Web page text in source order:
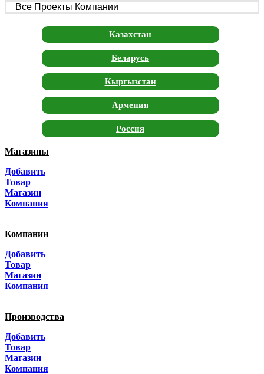
Все Проекты Компании
Казахстан
Беларусь
Кыргызстан
Армения
Россия
Магазины
Добавить
Товар
Магазин
Компания
Компании
Добавить
Товар
Магазин
Компания
Производства
Добавить
Товар
Магазин
Компания